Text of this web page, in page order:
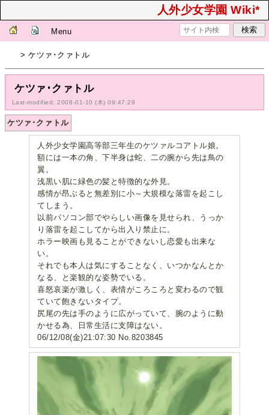
人外少女学園 Wiki*
Menu
> ケツァ･クァトル
ケツァ･クァトル
Last-modified: 2008-01-10 (木) 09:47:29
ケツァ･クァトル
人外少女学園高等部三年生のケツァルコアトル娘。
額には一本の角、下半身は蛇、二の腕から先は鳥の
翼。
浅黒い肌に緑色の髪と特徴的な外見。
感情が昂ぶると無差別に小～大規模な落雷を起こし
てしまう。
以前パソコン部でやらしい画像を見せられ、うっか
り落雷を起こしてから出入り禁止に。
ホラー映画も見ることができないし恋愛も出来な
い。
それでも本人は気にすることなく、いつかなんとか
なる、と楽観的な姿勢でいる。
喜怒哀楽が激しく、表情がころころと変わるので観
ていて飽きないタイプ。
尻尾の先は手のように広がっていて、腕のように動
かせる為、日常生活に支障はない。
06/12/08(金)21:07:30 No.8203845